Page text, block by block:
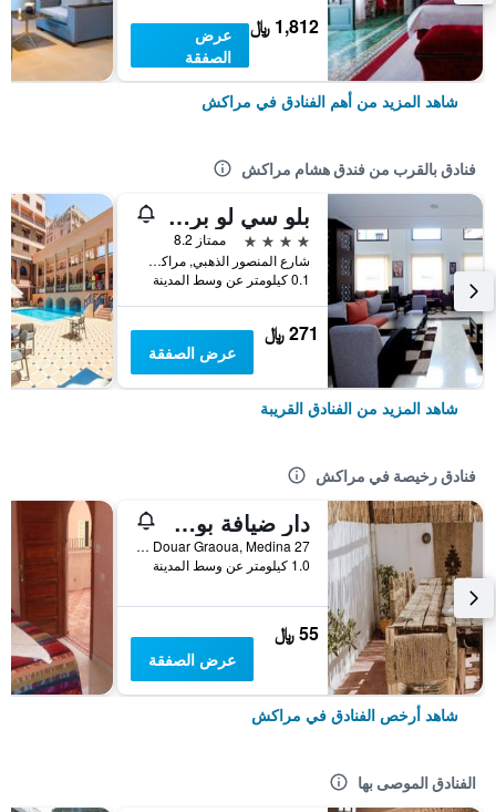
1,812 ﷼
عرض
الصفقة
شاهد المزيد من أهم الفنادق في مراكش
فنادق بالقرب من فندق هشام مراكش
بلو سي لو برينتومب
4 نجوم
ممتاز 8.2
شارع المنصور الذهبي, مراكش, المغرب
0.1 كيلومتر عن وسط المدينة
271 ﷼
عرض الصفقة
شاهد المزيد من الفنادق القريبة
فنادق رخيصة في مراكش
دار ضيافة بوهو 27، مراكش
27 Derb Cherkaoui Douar Graoua, Medina, مراكش, المغرب
1.0 كيلومتر عن وسط المدينة
55 ﷼
عرض الصفقة
شاهد أرخص الفنادق في مراكش
الفنادق الموصى بها